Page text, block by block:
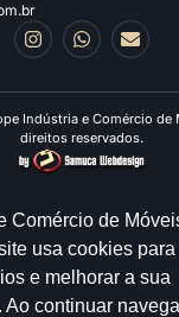
Indústria e Comércio de
direitos reservados.
Comércio de
usa cookies para
e melhorar a sua
continuar